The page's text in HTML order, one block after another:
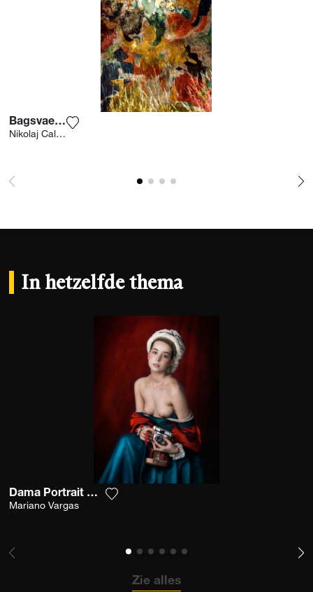
Bagsvaerd #2
Nikolaj Callesen
In hetzelfde thema
Dama Portrait With Camera
Mariano Vargas
Zie alles